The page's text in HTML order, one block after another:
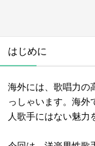
はじめに
海外には、歌唱力の
っしゃいます。海外
人歌手にはない魅力